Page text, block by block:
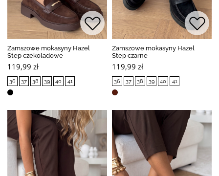
Zamszowe mokasyny Hazel
Step czekoladowe
119,99 zł
36 37 38 39 40 41
Zamszowe mokasyny Hazel
Step czarne
119,99 zł
36 37 38 39 40 41